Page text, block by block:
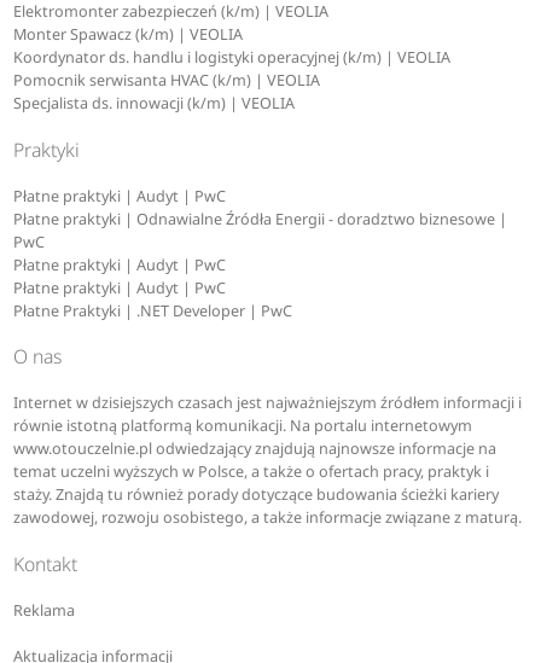
Elektromonter zabezpieczeń (k/m) | VEOLIA
Monter Spawacz (k/m) | VEOLIA
Koordynator ds. handlu i logistyki operacyjnej (k/m) | VEOLIA
Pomocnik serwisanta HVAC (k/m) | VEOLIA
Specjalista ds. innowacji (k/m) | VEOLIA
Praktyki
Płatne praktyki | Audyt | PwC
Płatne praktyki | Odnawialne Źródła Energii - doradztwo biznesowe |
PwC
Płatne praktyki | Audyt | PwC
Płatne praktyki | Audyt | PwC
Płatne Praktyki | .NET Developer | PwC
O nas
Internet w dzisiejszych czasach jest najważniejszym źródłem informacji i
równie istotną platformą komunikacji. Na portalu internetowym
www.otouczelnie.pl odwiedzający znajdują najnowsze informacje na
temat uczelni wyższych w Polsce, a także o ofertach pracy, praktyk i
staży. Znajdą tu również porady dotyczące budowania ścieżki kariery
zawodowej, rozwoju osobistego, a także informacje związane z maturą.
Kontakt
Reklama
Aktualizacja informacji